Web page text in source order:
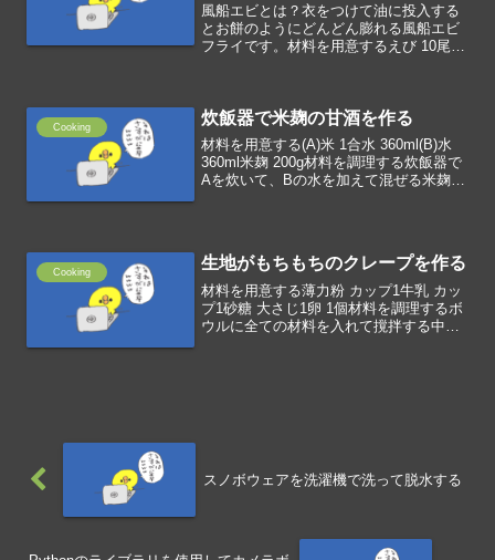
風船エビとは？衣をつけて油に投入する
とお餅のようにどんどん膨れる風船エビ
フライです。材料を用意するえび 10尾塩
Cooking 炊飯器で米麹の甘酒を作る
材料を用意する(A)米 1合水 360ml(B)水
360ml米麹 200g材料を調理する炊飯器で
Aを炊いて、Bの水を加えて混ぜる米麹を
Cooking 生地がもちもちのクレープを作る
材料を用意する薄力粉 カップ1牛乳 カッ
プ1砂糖 大さじ1卵 1個材料を調理するボ
ウルに全ての材料を入れて撹拌する中火
スノボウェアを洗濯機で洗って脱水する